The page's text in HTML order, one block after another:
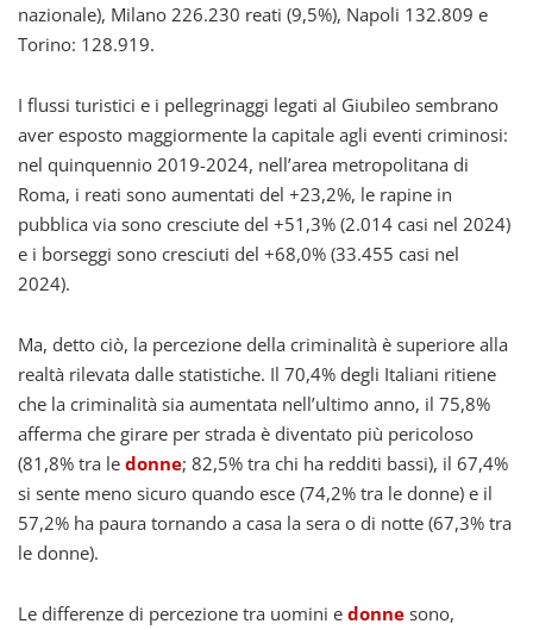
nazionale), Milano 226.230 reati (9,5%), Napoli 132.809 e
Torino: 128.919.
I flussi turistici e i pellegrinaggi legati al Giubileo sembrano
aver esposto maggiormente la capitale agli eventi criminosi:
nel quinquennio 2019-2024, nell’area metropolitana di
Roma, i reati sono aumentati del +23,2%, le rapine in
pubblica via sono cresciute del +51,3% (2.014 casi nel 2024)
e i borseggi sono cresciuti del +68,0% (33.455 casi nel
2024).
Ma, detto ciò, la percezione della criminalità è superiore alla
realtà rilevata dalle statistiche. Il 70,4% degli Italiani ritiene
che la criminalità sia aumentata nell’ultimo anno, il 75,8%
afferma che girare per strada è diventato più pericoloso
(81,8% tra le donne; 82,5% tra chi ha redditi bassi), il 67,4%
si sente meno sicuro quando esce (74,2% tra le donne) e il
57,2% ha paura tornando a casa la sera o di notte (67,3% tra
le donne).
Le differenze di percezione tra uomini e donne sono,